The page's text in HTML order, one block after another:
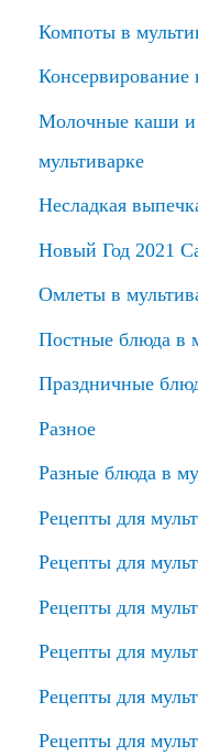
Компоты в
Консервирование
Молочные каши и
мультиварке
Несладкая
Новый Год 2021
Омлеты в
Постные блюда в
Праздничные
Разное
Разные блюда в
Рецепты для
Рецепты для
Рецепты для
Рецепты для
Рецепты для
Рецепты для